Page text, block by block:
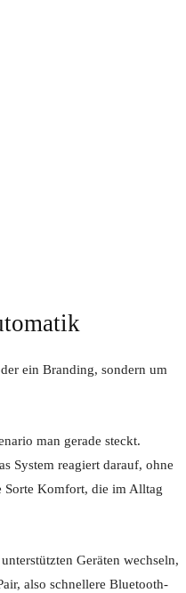
ein Branding, sondern um
man gerade steckt.
System reagiert darauf, ohne
Sorte Komfort, die im Alltag
Geräten wechseln,
also schnellere Bluetooth-